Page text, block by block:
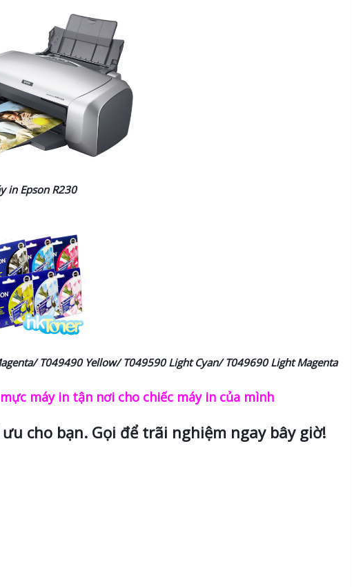
in Epson R230
T049490 Yellow/ T049590 Light Cyan/ T049690 Light Magenta
máy in tận nơi cho chiếc máy in của mình
cho bạn. Gọi để trãi nghiệm ngay bây giờ!